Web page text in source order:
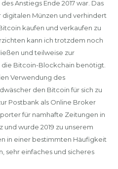
Anstiegs Ende 2017 war. Das
Münzen und verhindert
kaufen und verkaufen zu
kann ich trotzdem noch
und teilweise zur
Bitcoin-Blockchain benötigt.
Verwendung des
den Bitcoin für sich zu
Postbank als Online Broker
für namhafte Zeitungen in
wurde 2019 zu unserem
in einer bestimmten Häufigkeit
sehr einfaches und sicheres